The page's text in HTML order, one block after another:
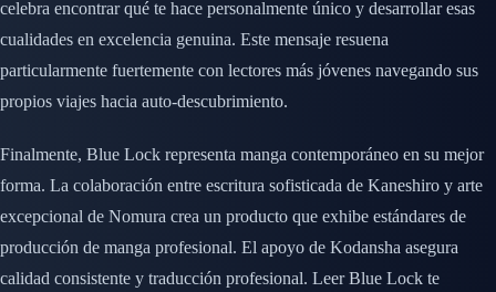
celebra encontrar qué te hace personalmente único y desarrollar esas
cualidades en excelencia genuina. Este mensaje resuena
particularmente fuertemente con lectores más jóvenes navegando sus
propios viajes hacia auto-descubrimiento.
Finalmente, Blue Lock representa manga contemporáneo en su mejor
forma. La colaboración entre escritura sofisticada de Kaneshiro y arte
excepcional de Nomura crea un producto que exhibe estándares de
producción de manga profesional. El apoyo de Kodansha asegura
calidad consistente y traducción profesional. Leer Blue Lock te